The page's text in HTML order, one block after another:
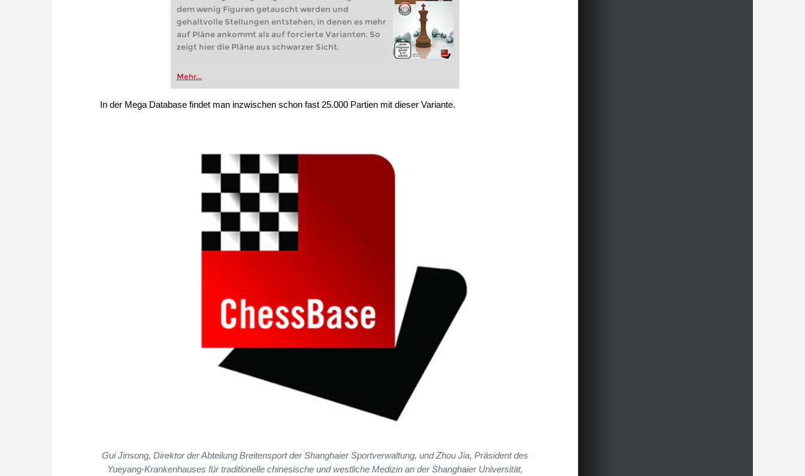
dem wenig Figuren getauscht werden und
gehaltvolle Stellungen entstehen, in denen es mehr
auf Pläne ankommt als auf forcierte Varianten. So
zeigt hier die Pläne aus schwarzer Sicht.
Mehr...
In der Mega Database findet man inzwischen schon fast 25.000 Partien mit dieser Variante.
Gui Jinsong, Direktor der Abteilung Breitensport der Shanghaier Sportverwaltung, und Zhou Jia, Präsident des
Yueyang-Krankenhauses für traditionelle chinesische und westliche Medizin an der Shanghaier Universität,